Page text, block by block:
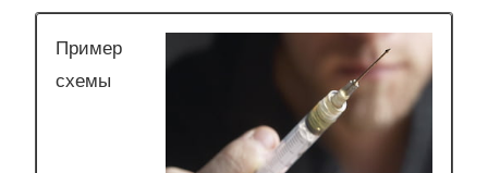
Пример
схемы